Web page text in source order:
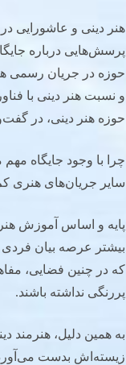
هنر دینی و عاشورایی
پرسش‌هایی درباره
حوزه در جریان رسمی
و نسبت هنر دینی با
حوزه هنر دینی، در
چرا با وجود جایگاه
سایر جریان‌های هنری
پایه و اساس آموزش هنر
بیشتر عرصه بیان
که در چنین فضایی،
پررنگی نداشته باشند.
به همین دلیل، هنرمند
زیسته‌اش بدست می‌آورد